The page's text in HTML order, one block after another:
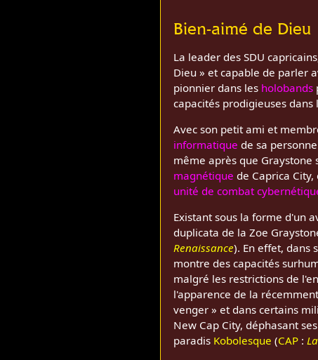
Bien-aimé de Dieu
La leader des SDU
Dieu » et capable de parler
pionnier dans les holobands
capacités prodigieuses
Avec son petit ami et
informatique de sa
même après que
magnétique de Caprica
unité de combat
Existant sous la forme d'un
duplicata de la Zoe
Renaissance). En effet, dans
montre des capacités
malgré les restrictions de
l'apparence de la
venger » et dans certains
New Cap City, déphasant
paradis Kobolesque (CAP :